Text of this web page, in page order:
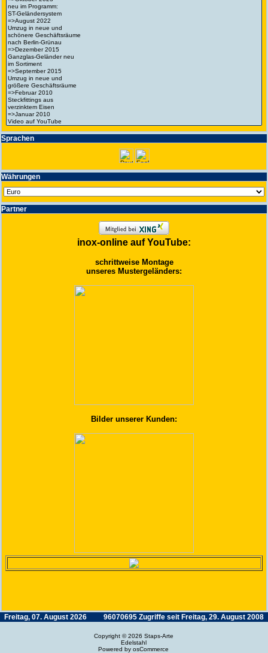
Spra­chen
Wäh­run­gen
Partner
inox-online auf YouTube:
schrittweise Montage
unseres Mustergeländers:
Bilder unserer Kunden:
Freitag, 07. August 2026 96070695 Zugriffe seit Freitag, 29. August 2008
Copyright © 2026 Staps-Arte
Edelstahl
Powered by osCommerce